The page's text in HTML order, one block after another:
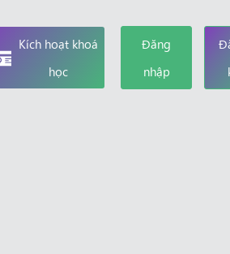
Kích hoạt khoá
học
Đăng
nhập